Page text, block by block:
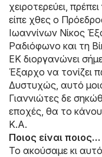
χειροτερεύει,
είπε χθες ο
Ιωαννίνων Νίκος
Ραδιόφωνο και τη
ΕΚ διοργανώνει
Έξαρχο να τονίζει
Δυστυχώς, αυτό
Γιαννιώτες δε
εποχές, θα το
Κ.Α.
Ποιος είναι ποιος…
Το ακούσαμε κι